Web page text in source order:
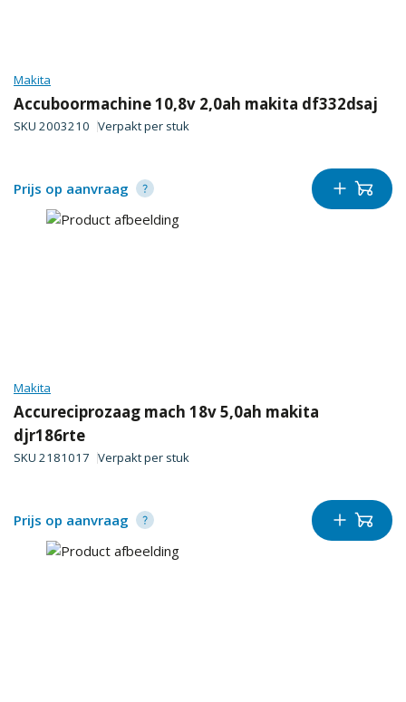
Makita
Accuboormachine 10,8v 2,0ah makita df332dsaj
SKU 2003210 Verpakt per stuk
Prijs op aanvraag
Makita
Accureciprozaag mach 18v 5,0ah makita
djr186rte
SKU 2181017 Verpakt per stuk
Prijs op aanvraag